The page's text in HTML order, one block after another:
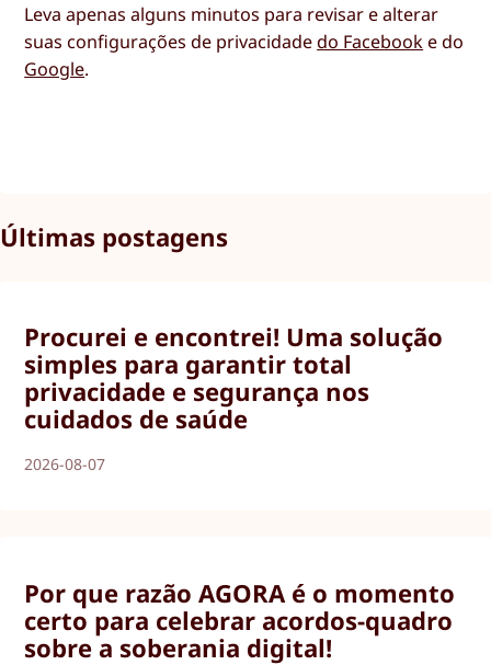
Leva apenas alguns minutos para revisar e alterar
suas configurações de privacidadedo Facebook e do
Google.
Últimas postagens
Procurei e encontrei! Uma solução
simples para garantir total
privacidade e segurança nos
cuidados de saúde
2026-08-07
Por que razão AGORA é o momento
certo para celebrar acordos-quadro
sobre a soberania digital!